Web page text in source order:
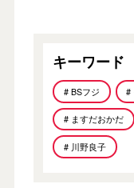
キーワード
# BSフジ #
# ますだおかだ
# 川野良子